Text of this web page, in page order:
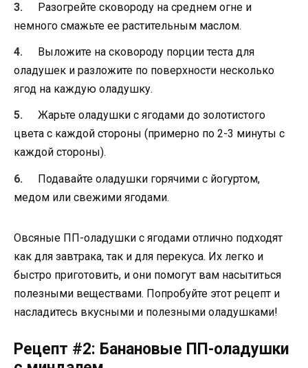
Разогрейте сковороду на среднем огне и
немного смажьте ее растительным маслом.
Выложите на сковороду порции теста для
оладушек и разложите по поверхности несколько
ягод на каждую оладушку.
Жарьте оладушки с ягодами до золотистого
цвета с каждой стороны (примерно по 2-3 минуты с
каждой стороны).
Подавайте оладушки горячими с йогуртом,
медом или свежими ягодами.
Овсяные ПП-оладушки с ягодами отлично подходят
как для завтрака, так и для перекуса. Их легко и
быстро приготовить, и они помогут вам насытиться
полезными веществами. Попробуйте этот рецепт и
насладитесь вкусными и полезными оладушками!
Рецепт #2: Банановые ПП-оладушки